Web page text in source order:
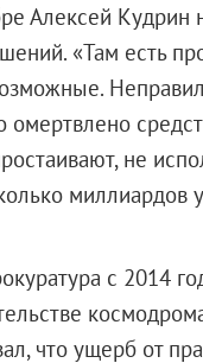
Алексей Кудрин
«Там есть
омертвлено
не
миллиардов
с 2014
что ущерб от